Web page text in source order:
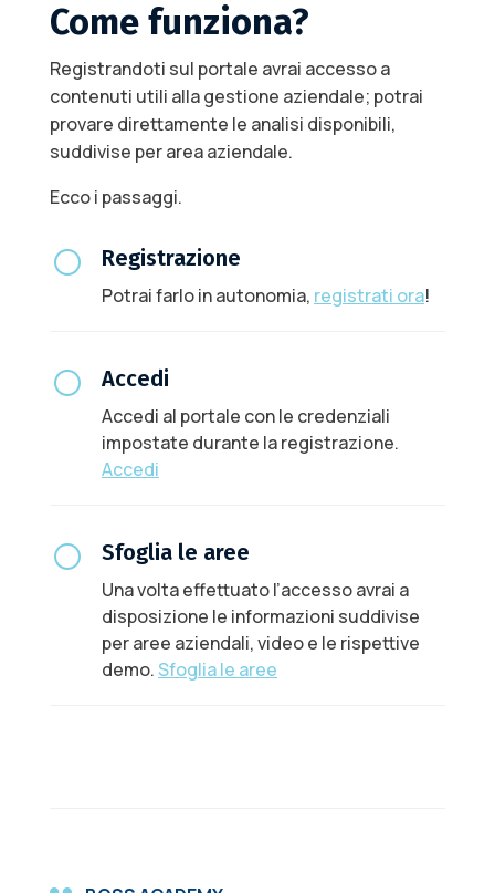
Come funziona?
Registrandoti sul portale avrai accesso a
contenuti utili alla gestione aziendale; potrai
provare direttamente le analisi disponibili,
suddivise per area aziendale.
Ecco i passaggi.
[ Registrazione
Potrai farlo in autonomia, registrati ora!
[ Accedi
Accedi al portale con le credenziali
impostate durante la registrazione.
Accedi
[ Sfoglia le aree
Una volta effettuato l’accesso avrai a
disposizione le informazioni suddivise
per aree aziendali, video e le rispettive
demo.Sfoglia le aree